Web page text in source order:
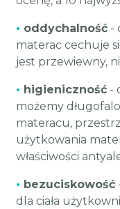
• oddychalność -
materac cechuje
jest przewiewny,
• higieniczność -
możemy
materacu,
użytkowania
właściwości
• bezuciskowość
dla ciała